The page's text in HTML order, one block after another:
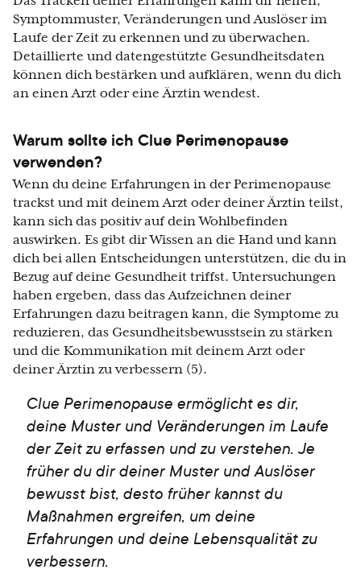
Symptommuster, Veränderungen und Auslöser im
Laufe der Zeit zu erkennen und zu überwachen.
Detaillierte und datengestützte Gesundheitsdaten
können dich bestärken und aufklären, wenn du dich
an einen Arzt oder eine Ärztin wendest.
Warum sollte ich Clue Perimenopause
verwenden?
Wenn du deine Erfahrungen in der Perimenopause
trackst und mit deinem Arzt oder deiner Ärztin teilst,
kann sich das positiv auf dein Wohlbefinden
auswirken. Es gibt dir Wissen an die Hand und kann
dich bei allen Entscheidungen unterstützen, die du in
Bezug auf deine Gesundheit triffst. Untersuchungen
haben ergeben, dass das Aufzeichnen deiner
Erfahrungen dazu beitragen kann, die Symptome zu
reduzieren, das Gesundheitsbewusstsein zu stärken
und die Kommunikation mit deinem Arzt oder
deiner Ärztin zu verbessern (5).
Clue Perimenopause ermöglicht es dir,
deine Muster und Veränderungen im Laufe
der Zeit zu erfassen und zu verstehen. Je
früher du dir deiner Muster und Auslöser
bewusst bist, desto früher kannst du
Maßnahmen ergreifen, um deine
Erfahrungen und deine Lebensqualität zu
verbessern.